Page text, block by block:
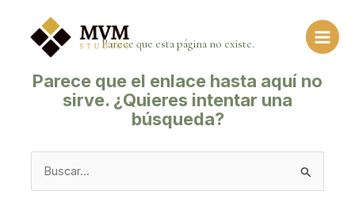
contenido
Parece que esta página no existe.
Parece que el enlace hasta aquí no
sirve. ¿Quieres intentar una
búsqueda?
Buscar: